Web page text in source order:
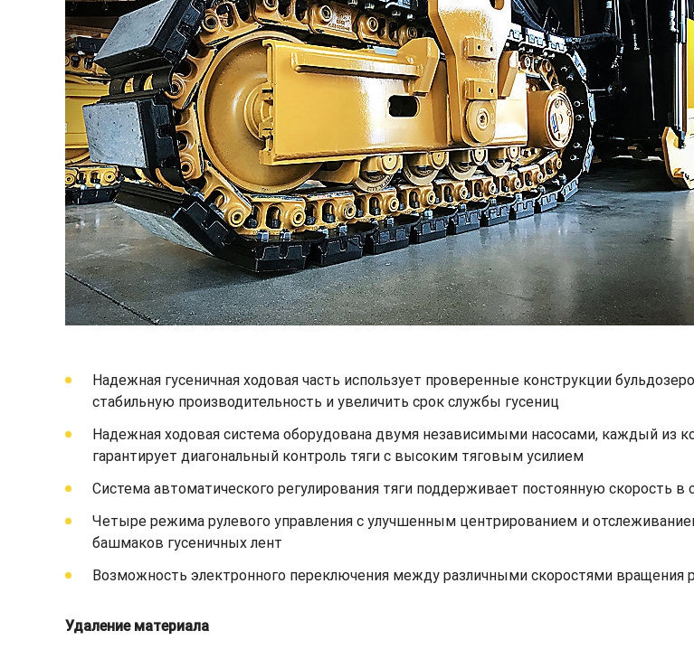
Надежная гусеничная ходовая часть использует проверенные конструкции
стабильную производительность и увеличить срок службы гусениц
Надежная ходовая система оборудована двумя независимыми насосами, каждый из
гарантирует диагональный контроль тяги с высоким тяговым усилием
Система автоматического регулирования тяги поддерживает постоянную скорость
Четыре режима рулевого управления с улучшенным центрированием и
башмаков гусеничных лент
Возможность электронного переключения между различными скоростями вращения
Удаление материала